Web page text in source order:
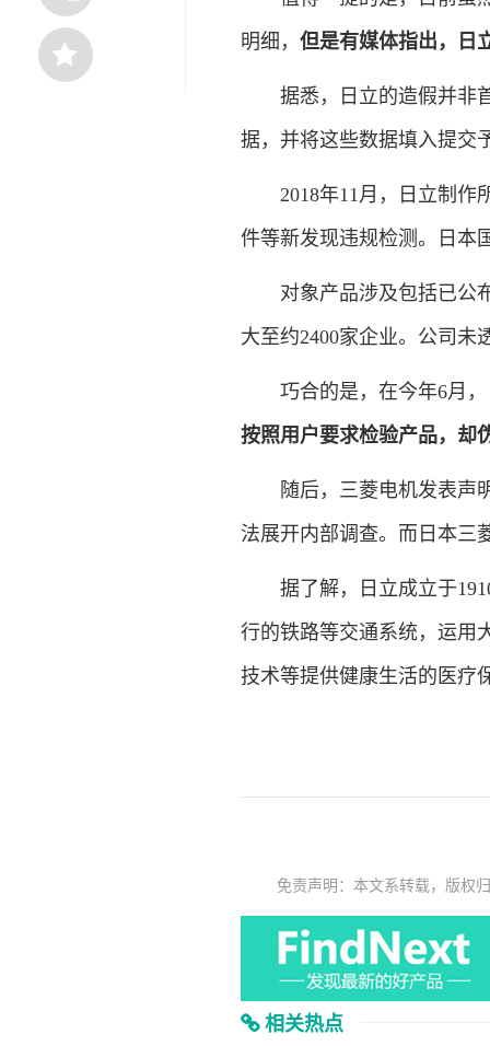
明细， 但是有媒体指出，日
据悉，日立的造假并非首
据，并将这些数据填入提交
2018年11月，日立制作
件等新发现违规检测。日本
对象产品涉及包括已公布
大至约2400家企业。公司未
巧合的是，在今年6月，
按照用户要求检验产品，却
随后，三菱电机发表声明
法展开内部调查。而日本三
据了解，日立成立于1910
行的铁路等交通系统，运用
技术等提供健康生活的医疗
免责声明：本文系转载，版权
相关热点